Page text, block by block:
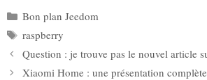
Catégories
Bon plan Jeedom
Étiquettes
raspberry
Question : je trouve pas le nouvel article
Xiaomi Home : une présentation complète